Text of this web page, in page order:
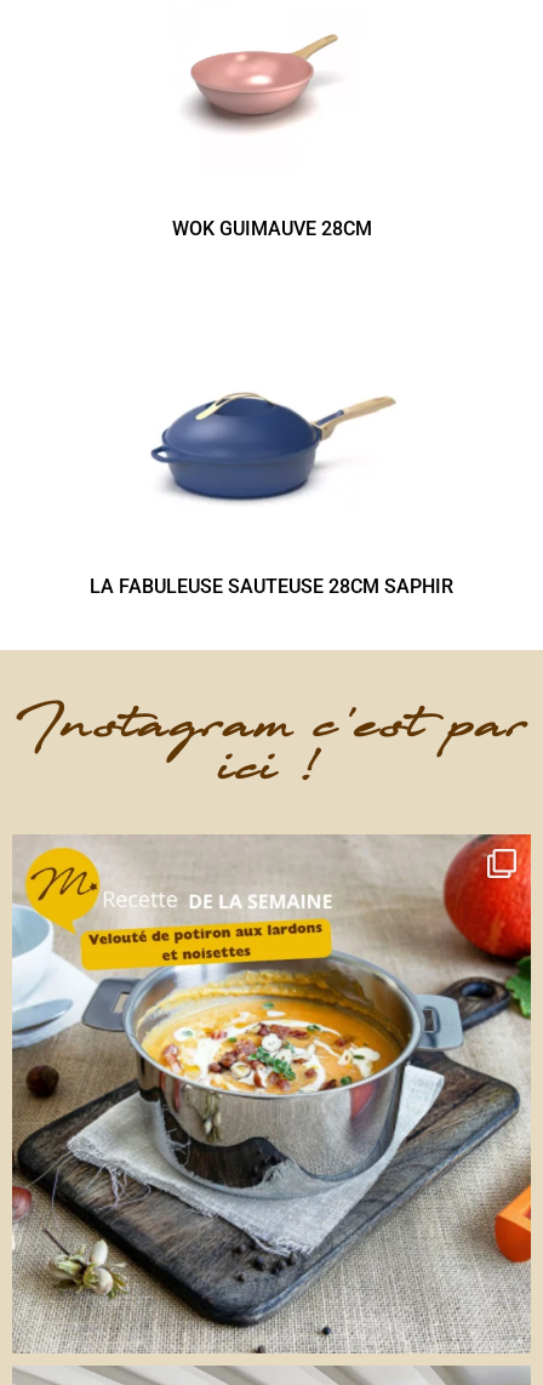
WOK GUIMAUVE 28CM
LA FABULEUSE SAUTEUSE 28CM SAPHIR
Instagram c'est par
ici !